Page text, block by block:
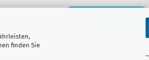
finden Sie